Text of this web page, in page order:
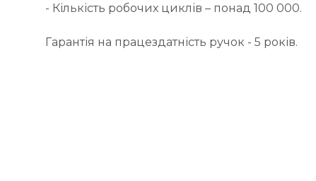
- Кількість робочих циклів – понад 100 000.
Гарантія на працездатність ручок - 5 років.